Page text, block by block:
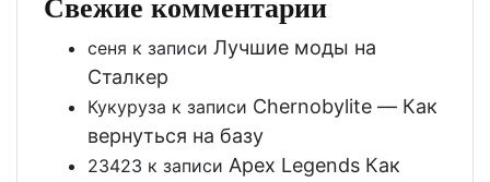
сеня к записи Лучшие моды на
Сталкер
Кукуруза к записи Chernobylite — Как
вернуться на базу
23423 к записи Apex Legends Как